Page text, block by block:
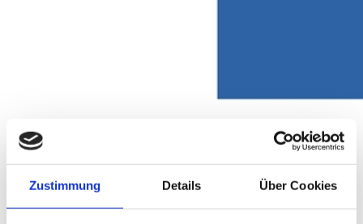
Zustimmung Details Über Cookies
VORHABEN: innovative und energetische Modernisierung von 6